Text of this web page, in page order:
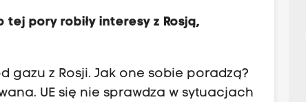
pory robiły interesy z Rosją,
gazu z Rosji. Jak one sobie poradzą?
UE się nie sprawdza w sytuacjach